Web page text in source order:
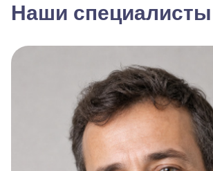
Наши специалисты